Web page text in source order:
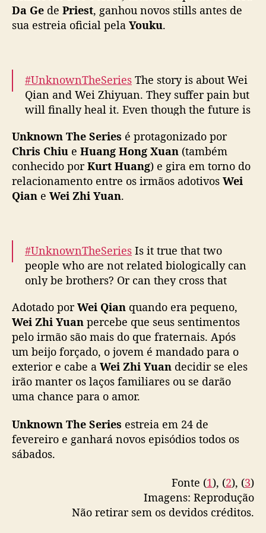
s
d
e
“
n
k
n
o
S
e
r
e
s
”
,
L
a
p
t
o
e
o
Da Ge de Priest, ganhou novos stills antes de
sua estreia oficial pela Youku.
#UnknownTheSeries The story is about Wei
Qian and Wei Zhiyuan. They suffer pain but
will finally heal it. Even though the future is
in hand.#ChrisChiu #Xuan #TammyLin
#KimJaeHoon #YOUKU #优酷
pic.twitter.com/kkdFo3tUjX
— 优酷Youku (@YoukuOfficial)
Unknown The Series é protagonizado por
Chris Chiu e Huang Hong Xuan (também
conhecido porKurt Huang) e gira em torno do
relacionamento entre os irmãos adotivos Wei
Qian e Wei Zhi Yuan.
#UnknownTheSeries Is it true that two
people who are not related biologically can
only be brothers? Or can they cross that
✨Stay tuned to "Unknown" every Saturday at
20:00 (UTC+8) from February 24!#ChrisChiu
#Xuan #YOUKU #优酷
pic.twitter.com/wOoHqEg6AU
— 优酷Youku (@YoukuOfficial)
Adotado porWei Qian quando era pequeno,
Wei Zhi Yuan percebe que seus sentimentos
pelo irmão são mais do que fraternais. Após
um beijo forçado, o jovem é mandado para o
exterior e cabe a Wei Zhi Yuan decidir se eles
irão manter os laços familiares ou se darão
uma chance para o amor.
Unknown The Series estreia em 24 de
fevereiro e ganhará novos episódios todos os
sábados.
Fonte (1), (2), (3)
Imagens: Reprodução
Não retirar sem os devidos créditos.